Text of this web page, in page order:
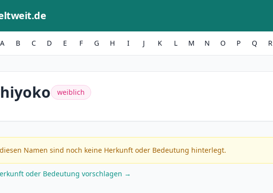
A B C D E F G H I J K L M N O P Q R
weiblich
Namen sind noch keine Herkunft oder Bedeutung hinterlegt.
oder Bedeutung vorschlagen →